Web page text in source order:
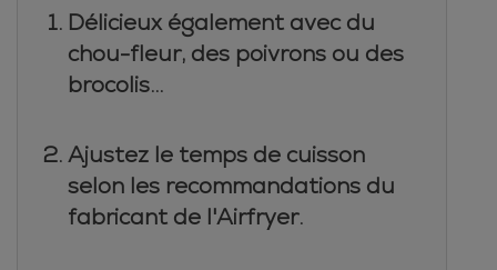
Délicieux également avec du
chou-fleur, des poivrons ou des
brocolis...
Ajustez le temps de cuisson
selon les recommandations du
fabricant de l'Airfryer.